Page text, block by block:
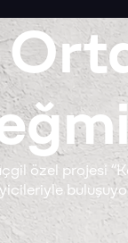
özel projesi